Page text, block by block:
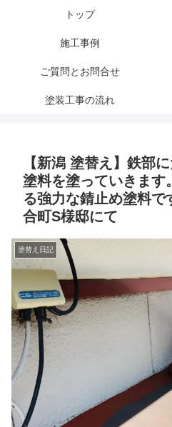
トップ
施工事例
ご質問とお問合せ
塗装工事の流れ
【新潟 塗替え】鉄部
塗料を塗っていきます
る強力な錆止め塗料で
合町S様邸にて
塗替え日記